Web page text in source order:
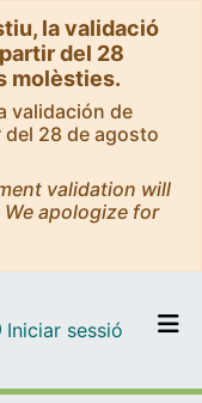
la validació
del 28
molèsties.
validación de
28 de agosto
validation will
apologize for
Iniciar sessió (current)